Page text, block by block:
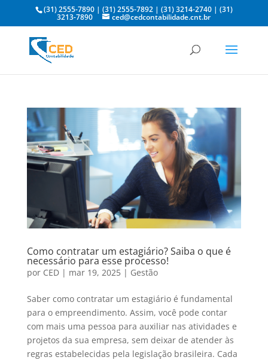
(31) 2555-7890| (31) 2555-7892| (31) 3214-2740| (31)
3213-7890 ced@cedcontabilidade.cnt.br
Como contratar um estagiário? Saiba o que é
necessário para esse processo!
por CED| mar 19, 2025| Gestão
Saber como contratar um estagiário é fundamental
para o empreendimento. Assim, você pode contar
com mais uma pessoa para auxiliar nas atividades e
projetos da sua empresa, sem deixar de atender às
regras estabelecidas pela legislação brasileira. Cada